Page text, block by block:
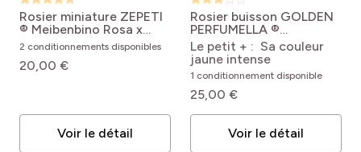
Rosier miniature ZEPETI
® Meibenbino Rosa x
polyantha Zepeti ®
Meibenbino
2 conditionnements disponibles
20,00 €
Voir le détail
Rosier buisson GOLDEN
PERFUMELLA ®
Meifazeda Rosa
'Meifazeda' GOLDEN
PERFUMELLA® /
NICOLAS HULOT®
Le petit + : Sa couleur
jaune intense
1 conditionnement disponible
25,00 €
Voir le détail